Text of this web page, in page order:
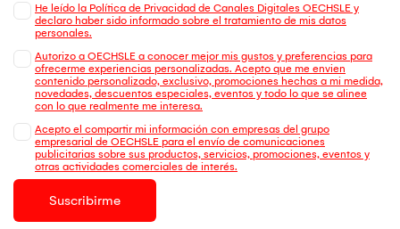
He leído la Política de Privacidad de Canales Digitales OECHSLE y
declaro haber sido informado sobre el tratamiento de mis datos
personales.
Autorizo a OECHSLE a conocer mejor mis gustos y preferencias para
ofrecerme experiencias personalizadas. Acepto que me envien
contenido personalizado, exclusivo, promociones hechas a mi medida,
novedades, descuentos especiales, eventos y todo lo que se alinee
con lo que realmente me interesa.
Acepto el compartir mi información con empresas del grupo
empresarial de OECHSLE para el envío de comunicaciones
publicitarias sobre sus productos, servicios, promociones, eventos y
otras actividades comerciales de interés.
Suscribirme